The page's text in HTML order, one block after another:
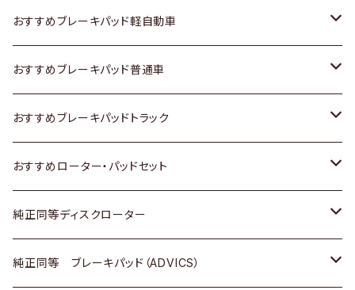
スズキ
日産
いすゞ
ダイハツ
マツダ
三菱
ホンダ
スズキ
日産
いすゞ
ダイハツ
マツダ
トヨタ
スズキ
日産
いすゞ
ダイハツ
三菱
おすすめブレーキパッド軽自動車
トヨタ
ホンダ
スズキ
日産
ダイハツ
おすすめブレーキパッド普通車
トヨタ
ホンダ
スズキ
日産
おすすめブレーキパッドトラック
トヨタ
日産
いすゞ
おすすめローター・パッドセット
トヨタ
ホンダ
純正同等ディスクローター
トヨタ
純正同等 ブレーキパッド（ADVICS）